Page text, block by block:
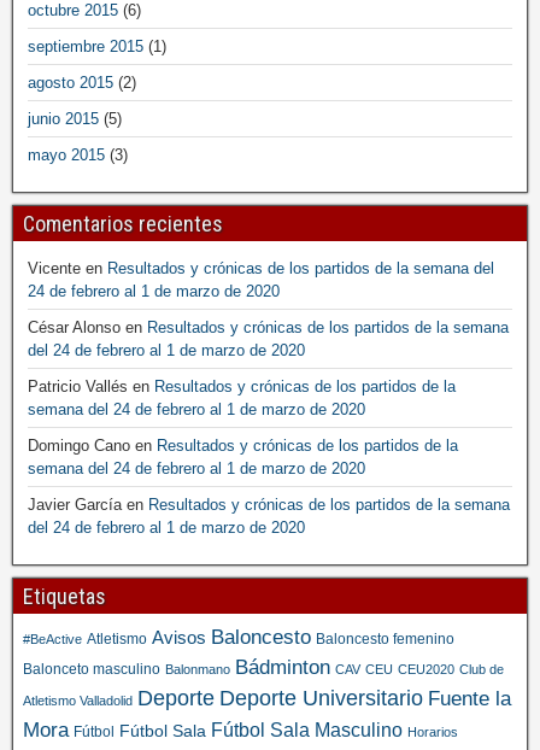
octubre 2015 (6)
septiembre 2015 (1)
agosto 2015 (2)
junio 2015 (5)
mayo 2015 (3)
Comentarios recientes
Vicente en Resultados y crónicas de los partidos de la semana del
24 de febrero al 1 de marzo de 2020
César Alonso en Resultados y crónicas de los partidos de la semana
del 24 de febrero al 1 de marzo de 2020
Patricio Vallés en Resultados y crónicas de los partidos de la
semana del 24 de febrero al 1 de marzo de 2020
Domingo Cano en Resultados y crónicas de los partidos de la
semana del 24 de febrero al 1 de marzo de 2020
Javier García en Resultados y crónicas de los partidos de la semana
del 24 de febrero al 1 de marzo de 2020
Etiquetas
#BeActive Atletismo Avisos Baloncesto Baloncesto femenino
Balonceto masculino Balonmano Bádminton CAV CEU CEU2020 Club de
Atletismo Valladolid Deporte Deporte Universitario Fuente la
Mora Fútbol Fútbol Sala Fútbol Sala Masculino Horarios